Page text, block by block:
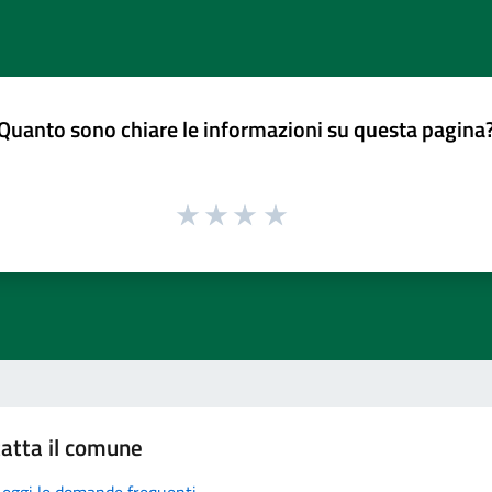
sono chiare le informazioni su questa
il comune